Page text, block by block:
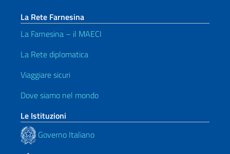
La Rete Farnesina
La Farnesina – il MAECI
La Rete diplomatica
Viaggiare sicuri
Dove siamo nel mondo
Le Istituzioni
Governo Italiano